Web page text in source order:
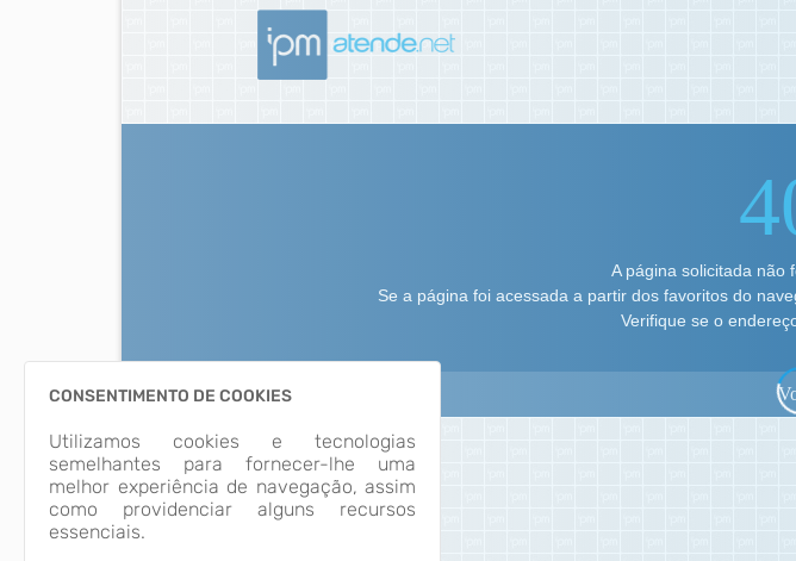
CONSENTIMENTO DE COOKIES
Utilizamos cookies e tecnologias
semelhantes para fornecer-lhe uma
melhor experiência de navegação, assim
como providenciar alguns recursos
essenciais.